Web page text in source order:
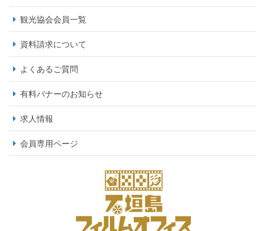
観光協会会員一覧
資料請求について
よくあるご質問
有料バナーのお知らせ
求人情報
会員専用ページ